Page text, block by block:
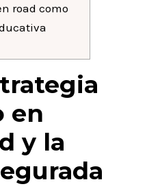
road como
en
y la